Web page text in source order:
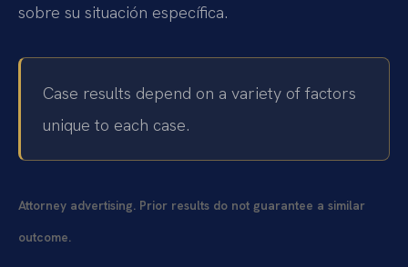
sobre su situación específica.
Case results depend on a variety of factors
unique to each case.
Attorney advertising. Prior results do not guarantee a similar
outcome.